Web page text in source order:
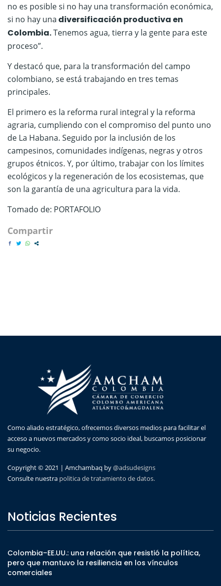
no es posible si no hay una transformación económica,
si no hay una diversificación productiva en
Colombia.Tenemos agua, tierra y la gente para este
proceso”.
Y destacó que, para la transformación del campo
colombiano, se está trabajando en tres temas
principales.
El primero es la reforma rural integral y la reforma
agraria, cumpliendo con el compromiso del punto uno
de La Habana. Seguido por la inclusión de los
campesinos, comunidades indígenas, negras y otros
grupos étnicos. Y, por último, trabajar con los límites
ecológicos y la regeneración de los ecosistemas, que
son la garantía de una agricultura para la vida.
Tomado de: PORTAFOLIO
Compartir
Como aliado estratégico, ofrecemos diversos medios para facilitar el
acceso a nuevos mercados y como socio ideal, buscamos posicionar
su negocio.
Copyright © 2021 | Amchambaq by@adsudesigns
Consulte nuestra politica de tratamiento de datos.
Noticias Recientes
Colombia–EE.UU.: una relación que resistió la política,
pero que mantuvo la resiliencia en los vínculos
comerciales